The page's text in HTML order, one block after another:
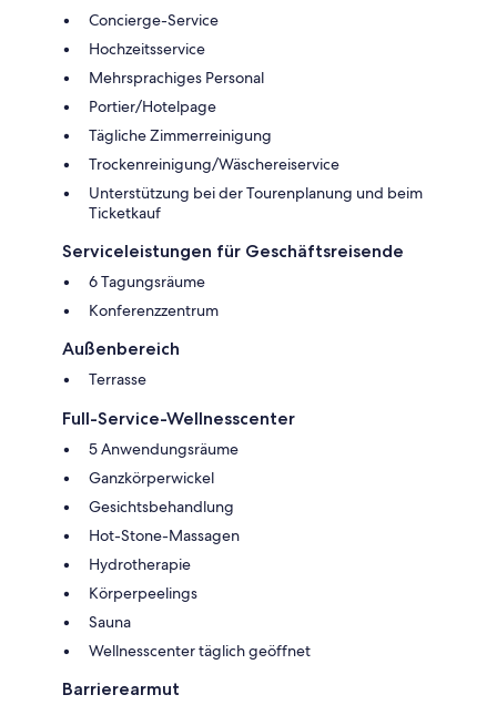
Concierge-Service
Hochzeitsservice
Mehrsprachiges Personal
Portier/Hotelpage
Tägliche Zimmerreinigung
Trockenreinigung/Wäschereiservice
Unterstützung bei der Tourenplanung und beim
Ticketkauf
Serviceleistungen für Geschäftsreisende
6 Tagungsräume
Konferenzzentrum
Außenbereich
Terrasse
Full-Service-Wellnesscenter
5 Anwendungsräume
Ganzkörperwickel
Gesichtsbehandlung
Hot-Stone-Massagen
Hydrotherapie
Körperpeelings
Sauna
Wellnesscenter täglich geöffnet
Barrierearmut